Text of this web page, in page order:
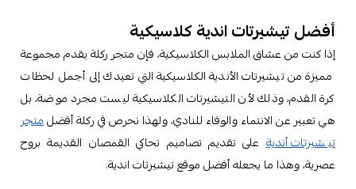
أفضل تيشيرتات اندية كلاسيكية
إذا كنت من عشاق الملابس الكلاسيكية، فإن متجر ركلة يقدم مجموعة
مميزة من تيشيرتات الأندية الكلاسيكية التي تعيدك إلى أجمل لحظات
كرة القدم، وذلك لأن التيشيرتات الكلاسيكية ليست مجرد موضة، بل
هي تعبير عن الانتماء والوفاء للنادي، ولهذا نحرص في ركلة أفضلمتجر
تيشيرتات أنديةعلى تقديم تصاميم تحاكي القمصان القديمة بروح
عصرية، وهذا ما يجعله أفضل موقع تيشيرتات اندية.